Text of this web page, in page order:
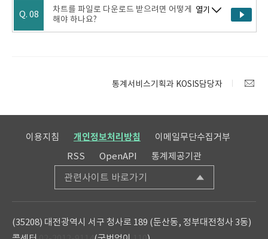
Q. 08
차트를 파일로 다운로드 받으려면 어떻게
해야 하나요?
열기
통계서비스기획과 KOSIS담당자
이용지침 개인정보처리방침
이메일무단수집거부
RSS
OpenAPI 통계제공기관
관련사이트 바로가기
(35208) 대전광역시 서구 청사로 189 (둔산동, 정부대전청사 3동)